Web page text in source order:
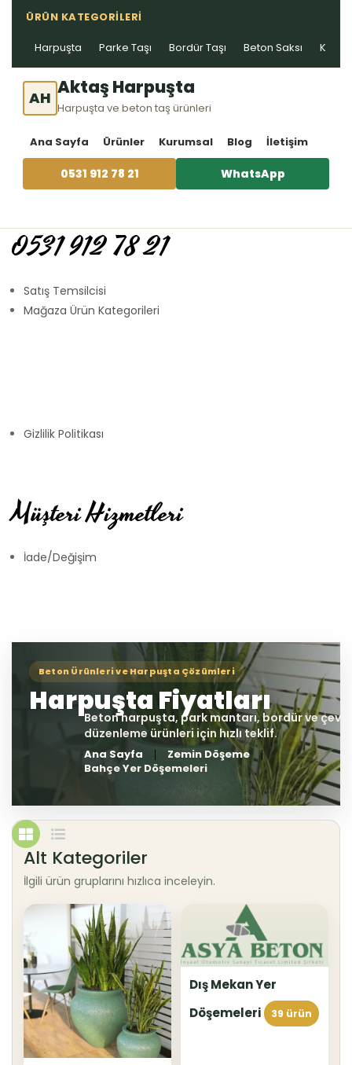
ÜRÜN KATEGORILERI
Harpuşta Parke Taşı Bordür Taşı Beton Saksı Kablo
AH Aktaş Harpuşta
Harpuşta ve beton taş ürünleri
Ana Sayfa Ürünler Kurumsal Blog İletişim
0531 912 78 21 WhatsApp
0531 912 78 21
Satış Temsilcisi
Mağaza Ürün Kategorileri
Gizlilik Politikası
Müşteri Hizmetleri
İade/Değişim
Ana Sayfa
Zemin Döşeme
Bahçe Yer Döşemeleri
Alt Kategoriler
İlgili ürün gruplarını hızlıca inceleyin.
Dış Mekan Yer
Döşemeleri
39 ürün